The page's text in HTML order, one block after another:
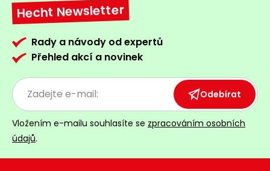
Hecht Newsletter
Rady a návody od expertů
Přehled akcí a novinek
Odebírat
Vložením e-mailu souhlasíte se zpracováním osobních
údajů.